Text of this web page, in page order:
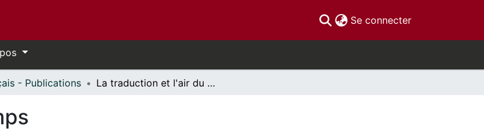
Se connecter(current)
- Publications La traduction et l'air du temps